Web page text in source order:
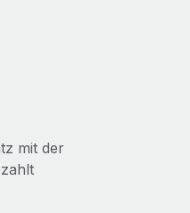
mit der